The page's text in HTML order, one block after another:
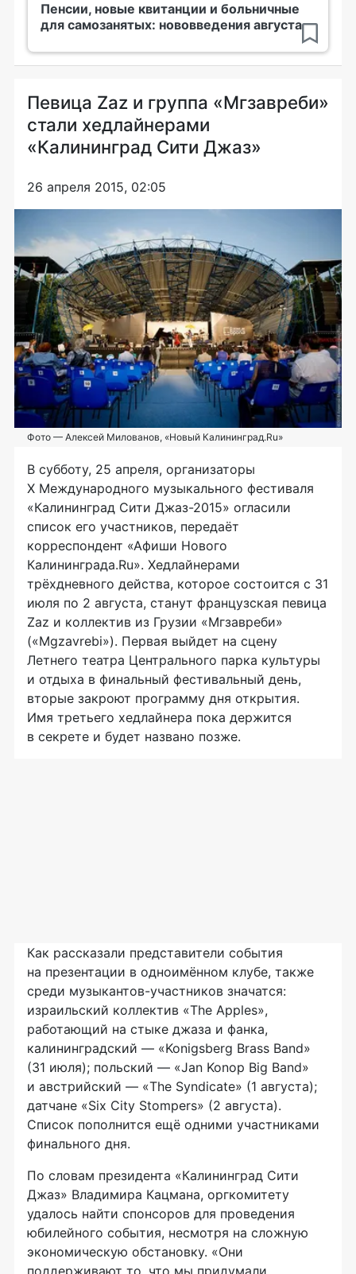
Пенсии, новые квитанции и больничные
для самозанятых: нововведения августа
Певица Zaz и группа «Мгзавреби»
стали хедлайнерами
«Калининград Сити Джаз»
26 апреля 2015, 02:05
Фото — Алексей Милованов, «Новый Калининград.Ru»
В субботу, 25 апреля, организаторы
X Международного музыкального фестиваля
«Калининград Сити Джаз-2015» огласили
список его участников, передаёт
корреспондент «Афиши Нового
Калининграда.Ru». Хедлайнерами
трёхдневного действа, которое состоится с 31
июля по 2 августа, станут французская певица
Zaz и коллектив из Грузии «Мгзавреби»
(«Mgzavrebi»). Первая выйдет на сцену
Летнего театра Центрального парка культуры
и отдыха в финальный фестивальный день,
вторые закроют программу дня открытия.
Имя третьего хедлайнера пока держится
в секрете и будет названо позже.
Как рассказали представители события
на презентации в одноимённом клубе, также
среди музыкантов-участников значатся:
израильский коллектив «The Apples»,
работающий на стыке джаза и фанка,
калининградский — «Konigsberg Brass Band»
(31 июля); польский — «Jan Konop Big Band»
и австрийский — «The Syndicate» (1 августа);
датчане «Six City Stompers» (2 августа).
Список пополнится ещё одними участниками
финального дня.
По словам президента «Калининград Сити
Джаз» Владимира Кацмана, оргкомитету
удалось найти спонсоров для проведения
юбилейного события, несмотря на сложную
экономическую обстановку. «Они
поддерживают то, что мы придумали.